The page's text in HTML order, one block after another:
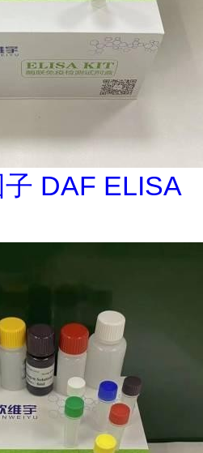
DAF ELISA